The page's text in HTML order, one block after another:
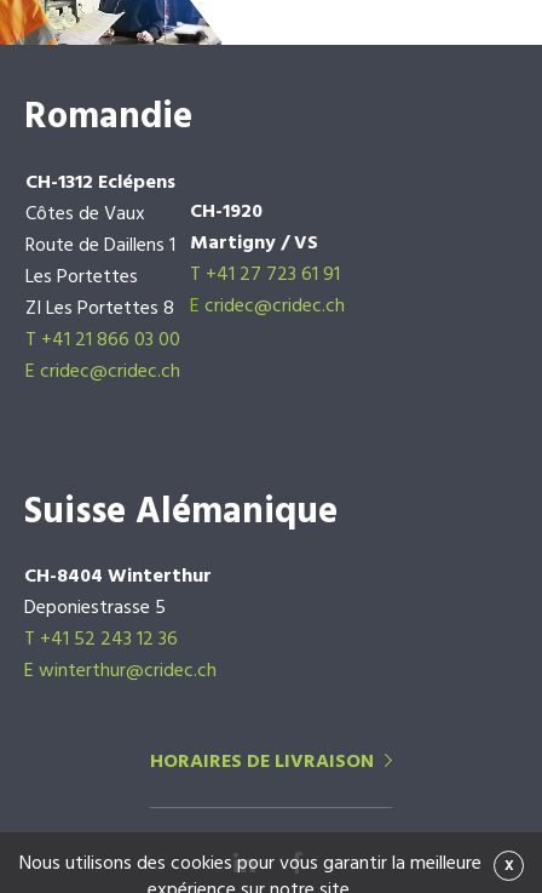
Romandie
CH-1312 Eclépens
Côtes de Vaux
Route de Daillens 1
Les Portettes
ZI Les Portettes 8
T +41 21 866 03 00
Ecridec@cridec.ch
CH-1920
Martigny / VS
T +41 27 723 61 91
Ecridec@cridec.ch
Suisse Alémanique
CH-8404 Winterthur
Deponiestrasse 5
T +41 52 243 12 36
E winterthur@cridec.ch
HORAIRES DE LIVRAISON
x
Nous utilisons des cookies pour vous garantir la meilleure